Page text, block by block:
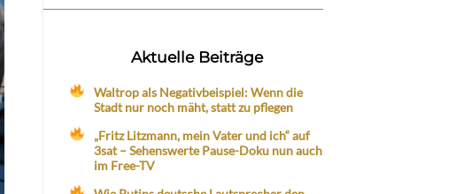
Aktuelle Beiträge
Waltrop als Negativbeispiel: Wenn die
Stadt nur noch mäht, statt zu pflegen
„Fritz Litzmann, mein Vater und ich“ auf
3sat – Sehenswerte Pause-Doku nun auch
im Free-TV